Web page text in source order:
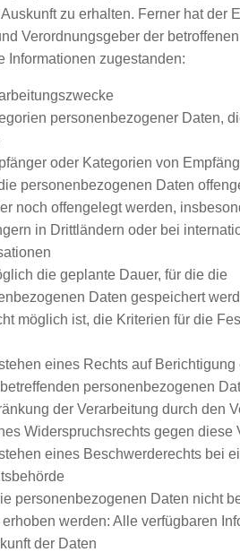
zu erhalten. Ferner hat der
Verordnungsgeber der
Informationen zugestanden:
personenbezogener Daten,
oder Kategorien von
personenbezogenen Daten
noch offengelegt werden,
in Drittländern oder bei
die geplante Dauer, für die die
Daten gespeichert
möglich ist, die Kriterien für die
eines Rechts auf Berichtigung
personenbezogenen
der Verarbeitung durch den
Widerspruchsrechts gegen diese
eines Beschwerderechts bei
personenbezogenen Daten nicht
erhoben werden: Alle verfügbaren
der Daten